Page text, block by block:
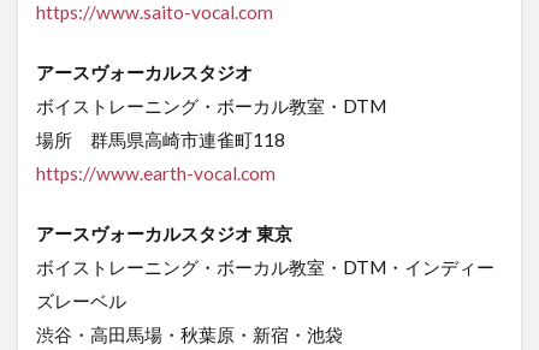
https://www.saito-vocal.com
アースヴォーカルスタジオ
ボイストレーニング・ボーカル教室・DTM
場所 群馬県高崎市連雀町118
https://www.earth-vocal.com
アースヴォーカルスタジオ 東京
ボイストレーニング・ボーカル教室・DTM・インディー
ズレーベル
渋谷・高田馬場・秋葉原・新宿・池袋